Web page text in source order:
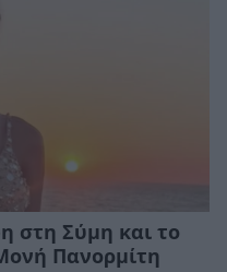
στη Σύμη και το
Πανορμίτη